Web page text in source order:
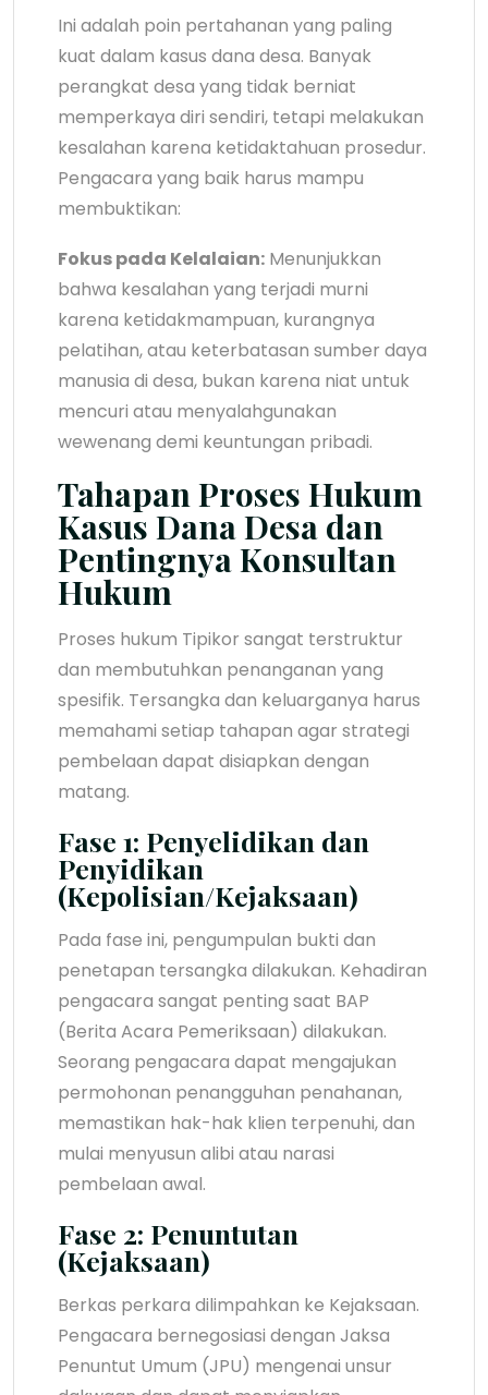
Ini adalah poin pertahanan yang paling
kuat dalam kasus dana desa. Banyak
perangkat desa yang tidak berniat
memperkaya diri sendiri, tetapi melakukan
kesalahan karena ketidaktahuan prosedur.
Pengacara yang baik harus mampu
membuktikan:
Fokus pada Kelalaian: Menunjukkan
bahwa kesalahan yang terjadi murni
karena ketidakmampuan, kurangnya
pelatihan, atau keterbatasan sumber daya
manusia di desa, bukan karena niat untuk
mencuri atau menyalahgunakan
wewenang demi keuntungan pribadi.
Tahapan Proses Hukum
Kasus Dana Desa dan
Pentingnya Konsultan
Hukum
Proses hukum Tipikor sangat terstruktur
dan membutuhkan penanganan yang
spesifik. Tersangka dan keluarganya harus
memahami setiap tahapan agar strategi
pembelaan dapat disiapkan dengan
matang.
Fase 1: Penyelidikan dan
Penyidikan
(Kepolisian/Kejaksaan)
Pada fase ini, pengumpulan bukti dan
penetapan tersangka dilakukan. Kehadiran
pengacara sangat penting saat BAP
(Berita Acara Pemeriksaan) dilakukan.
Seorang pengacara dapat mengajukan
permohonan penangguhan penahanan,
memastikan hak-hak klien terpenuhi, dan
mulai menyusun alibi atau narasi
pembelaan awal.
Fase 2: Penuntutan
(Kejaksaan)
Berkas perkara dilimpahkan ke Kejaksaan.
Pengacara bernegosiasi dengan Jaksa
Penuntut Umum (JPU) mengenai unsur